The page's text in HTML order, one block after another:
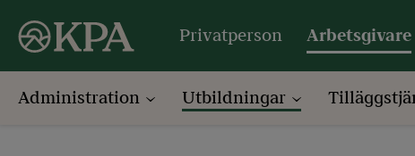
Privatperson Arbetsgivare
Administration Utbildningar